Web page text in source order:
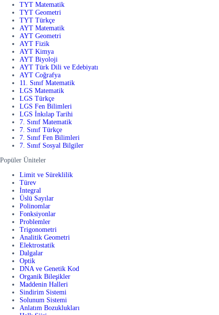
TYT Matematik
TYT Geometri
TYT Türkçe
AYT Matematik
AYT Geometri
AYT Fizik
AYT Kimya
AYT Biyoloji
AYT Türk Dili ve Edebiyatı
AYT Coğrafya
11. Sınıf Matematik
LGS Matematik
LGS Türkçe
LGS Fen Bilimleri
LGS İnkılap Tarihi
7. Sınıf Matematik
7. Sınıf Türkçe
7. Sınıf Fen Bilimleri
7. Sınıf Sosyal Bilgiler
Popüler Üniteler
Limit ve Süreklilik
Türev
İntegral
Üslü Sayılar
Polinomlar
Fonksiyonlar
Problemler
Trigonometri
Analitik Geometri
Elektrostatik
Dalgalar
Optik
DNA ve Genetik Kod
Organik Bileşikler
Maddenin Halleri
Sindirim Sistemi
Solunum Sistemi
Anlatım Bozuklukları